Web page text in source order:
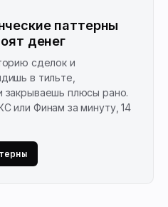
паттерны
денег
сделок и
в тильте,
закрываешь плюсы рано.
или Финам за минуту, 14